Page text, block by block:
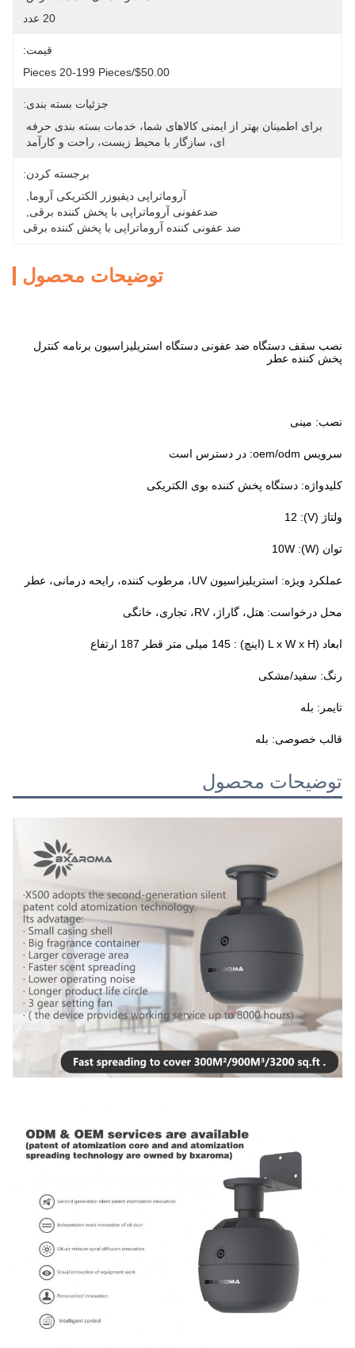
20 عدد
قیمت:
$50.00/pieces 20-199 Pieces
جزئیات بسته بندی:
ای، سازگار با محیط زیست، راحت و کارآمد
برجسته کردن:
آروماتراپی دیفیوزر الکتریکی آروما
ضدعفونی آروماتراپی با پخش کننده برقی
ضد عفونی کننده آروماتراپی با پخش کننده برقی
توضیحات محصول
نصب سقف دستگاه ضد عفونی دستگاه استریلیزاسیون برنامه کنترل
پخش کننده عطر
نصب: مینی
سرویس oem/odm: در دسترس است
کلیدواژه: دستگاه پخش کننده بوی الکتریکی
ولتاژ (V): 12
توان (W): 10W
عملکرد ویژه: استریلیزاسیون UV، مرطوب کننده، رایحه درمانی، عطر
محل درخواست: هتل، گاراژ، RV، تجاری، خانگی
ابعاد (L x W x H (اینچ) : 145 میلی متر قطر 187 ارتفاع
رنگ: سفید/مشکی
تایمر: بله
قالب خصوصی: بله
توضیحات محصول